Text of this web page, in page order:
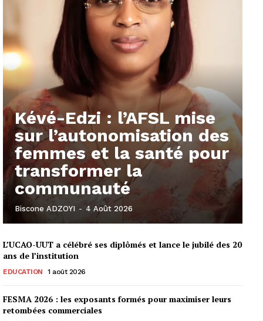
Kévé-Edzi : l’AFSL mise
sur l’autonomisation des
femmes et la santé pour
transformer la
communauté
Biscone ADZOYI - 4 Août 2026
L’UCAO-UUT a célébré ses diplômés et lance le jubilé des 20
ans de l’institution
EDUCATION 1 août 2026
FESMA 2026 : les exposants formés pour maximiser leurs
retombées commerciales